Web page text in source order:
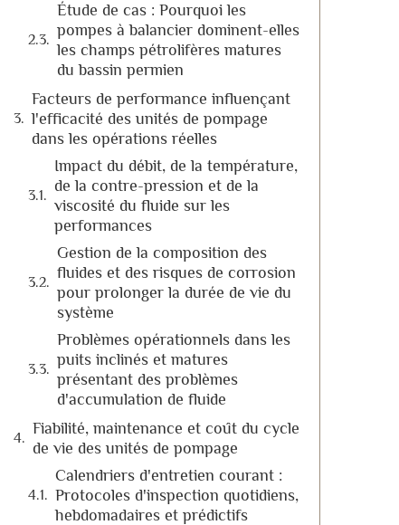
Étude de cas : Pourquoi les
pompes à balancier dominent-elles
les champs pétrolifères matures
du bassin permien
Facteurs de performance influençant
l'efficacité des unités de pompage
dans les opérations réelles
Impact du débit, de la température,
de la contre-pression et de la
viscosité du fluide sur les
performances
Gestion de la composition des
fluides et des risques de corrosion
pour prolonger la durée de vie du
système
Problèmes opérationnels dans les
puits inclinés et matures
présentant des problèmes
d'accumulation de fluide
Fiabilité, maintenance et coût du cycle
de vie des unités de pompage
Calendriers d'entretien courant :
Protocoles d'inspection quotidiens,
hebdomadaires et prédictifs